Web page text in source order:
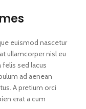
euismod nascetur
ullamcorper nisl eu
felis sed lacus
ad aenean
A pretium orci
erat a cum